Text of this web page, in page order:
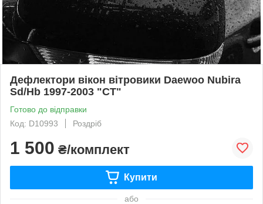
Дефлектори вікон вітровики Daewoo Nubira
Sd/Hb 1997-2003 "CT"
Готово до відправки
Код: D10993
Роздріб
1 500 ₴/комплект
Купити
або